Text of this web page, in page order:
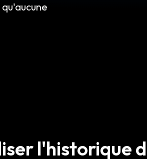
l'historique